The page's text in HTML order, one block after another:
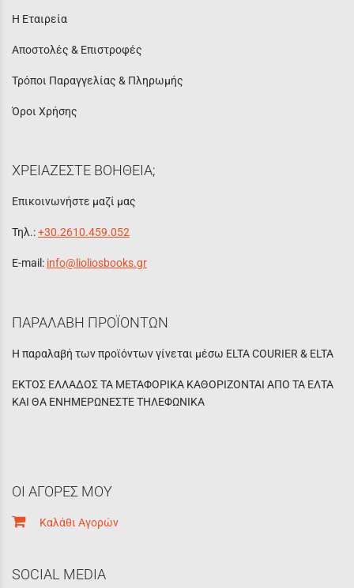
Η Εταιρεία
Αποστολές & Επιστροφές
Τρόποι Παραγγελίας & Πληρωμής
Όροι Χρήσης
ΧΡΕΙΑΖΕΣΤΕ ΒΟΗΘΕΙΑ;
Επικοινωνήστε μαζί μας
Τηλ.:+30.2610.459.052
E-mail: info@lioliosbooks.gr
ΠΑΡΑΛΑΒΗ ΠΡΟΪΟΝΤΩΝ
Η παραλαβή των προϊόντων γίνεται μέσω ELTA COURIER & ELTA
ΕΚΤΟΣ ΕΛΛΑΔΟΣ ΤΑ ΜΕΤΑΦΟΡΙΚΑ ΚΑΘΟΡΙΖΟΝΤΑΙ ΑΠΟ ΤΑ ΕΛΤΑ
ΚΑΙ ΘΑ ΕΝΗΜΕΡΩΝΕΣΤΕ ΤΗΛΕΦΩΝΙΚΑ
ΟΙ ΑΓΟΡΕΣ ΜΟΥ
Καλάθι Αγορών
SOCIAL MEDIA